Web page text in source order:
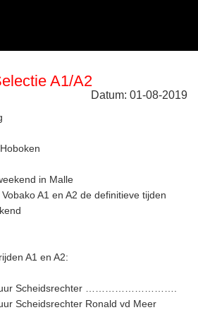
A1/A2
Datum: 01-08-2019
in Malle
A1 en A2 de definitieve tijden
A1 en A2:
Scheidsrechter ……………………….
Scheidsrechter Ronald vd Meer